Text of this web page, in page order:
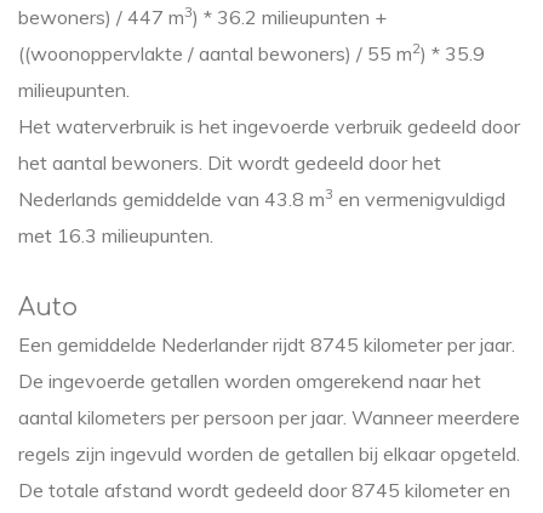
bewoners) / 447 m3) * 36.2 milieupunten +
((woonoppervlakte / aantal bewoners) / 55 m2) * 35.9
milieupunten.
Het waterverbruik is het ingevoerde verbruik gedeeld door
het aantal bewoners. Dit wordt gedeeld door het
Nederlands gemiddelde van 43.8 m3 en vermenigvuldigd
met 16.3 milieupunten.
Auto
Een gemiddelde Nederlander rijdt 8745 kilometer per jaar.
De ingevoerde getallen worden omgerekend naar het
aantal kilometers per persoon per jaar. Wanneer meerdere
regels zijn ingevuld worden de getallen bij elkaar opgeteld.
De totale afstand wordt gedeeld door 8745 kilometer en